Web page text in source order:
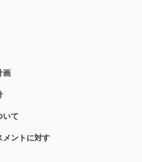
画
いて
メントに対す